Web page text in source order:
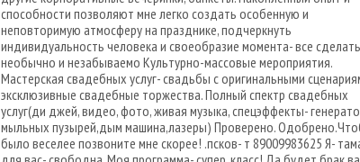
способности позволяют мне легко создать особенную и
неповторимую атмосферу на празднике, подчеркнуть
индивидуальность человека и своеобразие момента- все сделать
необычно и незабываемо Культурно-массовые мероприятия.
Мастерская свадебных услуг- свадьбы с оригинальными
эксклюзивные свадебные торжества. Полный спектр свадебных
услуг(ди джей, видео, фото, живая музыка, спецэффекты-
мыльных пузырей,дым машина,лазеры) Проверено.
было веселее позвоните мне скорее! .псков- т 89009983625 Я-